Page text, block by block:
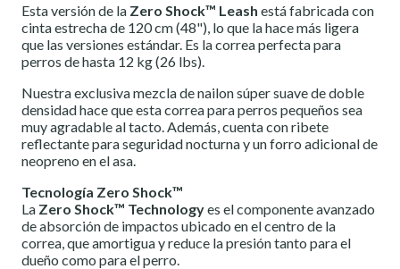
Esta versión de la Zero Shock™ Leash está fabricada con
cinta estrecha de 120 cm (48"), lo que la hace más ligera
que las versiones estándar. Es la correa perfecta para
perros de hasta 12 kg (26 lbs).
Nuestra exclusiva mezcla de nailon súper suave de doble
densidad hace que esta correa para perros pequeños sea
muy agradable al tacto. Además, cuenta con ribete
reflectante para seguridad nocturna y un forro adicional de
neopreno en el asa.
Tecnología Zero Shock™
La Zero Shock™ Technologyes el componente avanzado
de absorción de impactos ubicado en el centro de la
correa, que amortigua y reduce la presión tanto para el
dueño como para el perro.